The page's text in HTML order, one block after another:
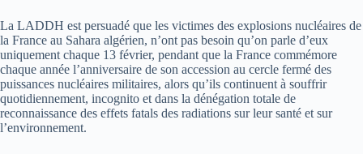
La LADDH est persuadé que les victimes des explosions nucléaires de
la France au Sahara algérien, n’ont pas besoin qu’on parle d’eux
uniquement chaque 13 février, pendant que la France commémore
chaque année l’anniversaire de son accession au cercle fermé des
puissances nucléaires militaires, alors qu’ils continuent à souffrir
quotidiennement, incognito et dans la dénégation totale de
reconnaissance des effets fatals des radiations sur leur santé et sur
l’environnement.